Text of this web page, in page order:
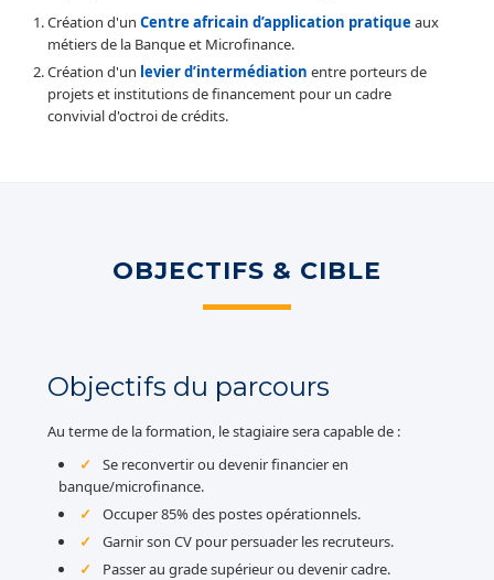
Création d'un Centre africain d’application pratiqueaux
métiers de la Banque et Microfinance.
Création d'un levier d’intermédiation entre porteurs de
projets et institutions de financement pour un cadre
convivial d'octroi de crédits.
OBJECTIFS & CIBLE
Objectifs du parcours
Au terme de la formation, le stagiaire sera capable de :
Se reconvertir ou devenir financier en
banque/microfinance.
Occuper 85% des postes opérationnels.
Garnir son CV pour persuader les recruteurs.
Passer au grade supérieur ou devenir cadre.